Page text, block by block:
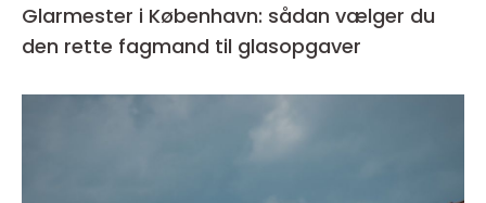
Glarmester i København: sådan vælger du
den rette fagmand til glasopgaver